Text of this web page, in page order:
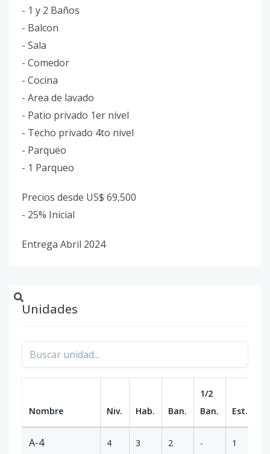
- 1 y 2 Baños
- Balcon
- Sala
- Comedor
- Cocina
- Area de lavado
- Patio privado 1er nivel
- Techo privado 4to nivel
- Parqueo
- 1 Parqueo
Precios desde US$ 69,500
- 25% Inicial
Entrega Abril 2024
Unidades
Nombre Niv. Hab. Ban.
1/2
Ban.
Est.
A-4 4 3 2 - 1